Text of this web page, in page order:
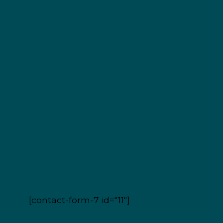
[contact-form-7 id="11"]